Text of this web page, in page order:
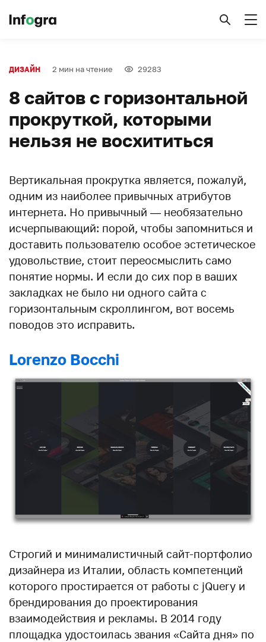
ДИЗАЙН 2 мин на чтение 29283
8 сайтов с горизонтальной
прокруткой, которыми
нельзя не восхититься
Вертикальная прокрутка является, пожалуй,
одним из наиболее привычных атрибутов
интернета. Но привычный — необязательно
исчерпывающий: порой, чтобы запомниться и
доставить пользователю особое эстетическое
удовольствие, стоит переосмыслить само
понятие нормы. И если до сих пор в ваших
закладках не было ни одного сайта с
горизонтальным скроллингом, вот восемь
поводов это исправить.
Lorenzo Bocchi
Строгий и минималистичный сайт-портфолио
дизайнера из Италии, область компетенций
которого простирается от работы с jQuery и
брендирования до проектирования
взаимодействия и рекламы. В 2014 году
площадка удостоилась звания «Сайта дня» по